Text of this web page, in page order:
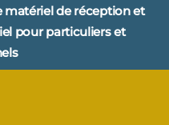
matériel de réception et
pour particuliers et